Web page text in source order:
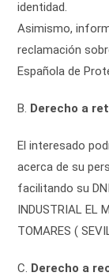
identidad.
Asimismo,
reclamación
Española de
B. Derecho a
El interesado
acerca de su
facilitando su
INDUSTRIAL EL
TOMARES (
C. Derecho a